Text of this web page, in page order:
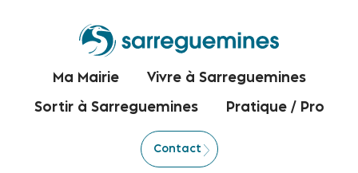
Ma Mairie Vivre à Sarreguemines
Sortir à Sarreguemines Pratique / Pro
Contact